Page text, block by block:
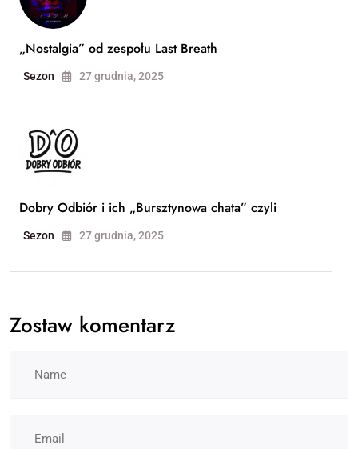
„Nostalgia” od zespołu Last Breath
Sezon 27 grudnia, 2025
Dobry Odbiór i ich „Bursztynowa chata” czyli
Sezon 27 grudnia, 2025
Zostaw komentarz